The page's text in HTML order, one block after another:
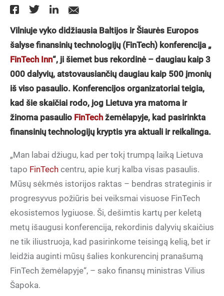
Vilniuje vyko didžiausia Baltijos ir Šiaurės Europos
šalyse finansinių technologijų (FinTech) konferencija „
FinTech Inn“, ji šiemet bus rekordinė – daugiau kaip 3
000 dalyvių, atstovausiančių daugiau kaip 500 įmonių
iš viso pasaulio. Konferencijos organizatoriai teigia,
kad šie skaičiai rodo, jog Lietuva yra matoma ir
žinoma pasaulio FinTechžemėlapyje, kad pasirinkta
finansinių technologijų kryptis yra aktuali ir reikalinga.
„Man labai džiugu, kad per tokį trumpą laiką Lietuva
tapo FinTech centru, apie kurį kalba visas pasaulis.
Mūsų sėkmės istorijos raktas – bendras strateginis ir
progresyvus požiūris bei veiksmai visuose FinTech
ekosistemos lygiuose. Ši, dešimtis kartų per keletą
metų išaugusi konferencija, rekordinis dalyvių skaičius
ne tik iliustruoja, kad pasirinkome teisingą kelią, bet ir
leidžia auginti mūsų šalies konkurencinį pranašumą
FinTech žemėlapyje“, – sako finansų ministras Vilius
Šapoka.